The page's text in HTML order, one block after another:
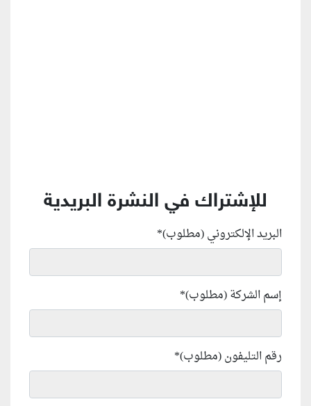
للإشتراك في النشرة البريدية
البريد الإلكتروني (مطلوب)*
إسم الشركة (مطلوب)*
رقم التليفون (مطلوب)*